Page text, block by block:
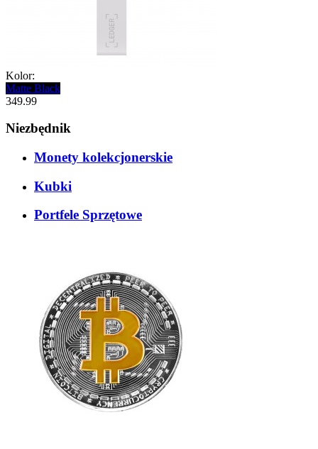
Kolor:
Matte Black
349.99
Niezbędnik
Monety kolekcjonerskie
Kubki
Portfele Sprzętowe